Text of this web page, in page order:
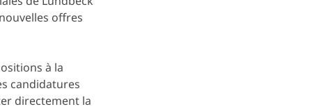
offres
à la
candidatures
directement la